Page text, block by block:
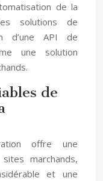
de la
solutions de
d’une API de
une solution
de
offre une
marchands,
et une